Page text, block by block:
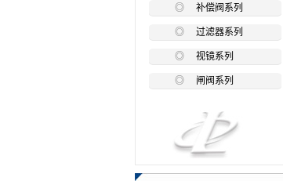
◎ 补偿阀系列
◎ 过滤器系列
◎ 视镜系列
◎ 闸阀系列